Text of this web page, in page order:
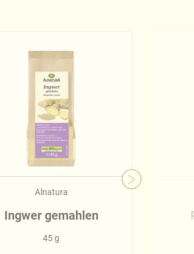
Alnatura
Ingwer gemahlen
45 g